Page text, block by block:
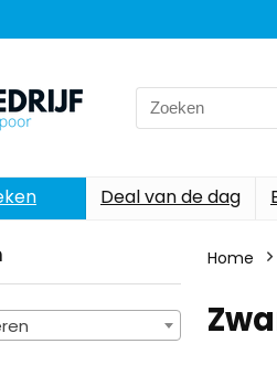
Search
for:
Deal van de dag
Home